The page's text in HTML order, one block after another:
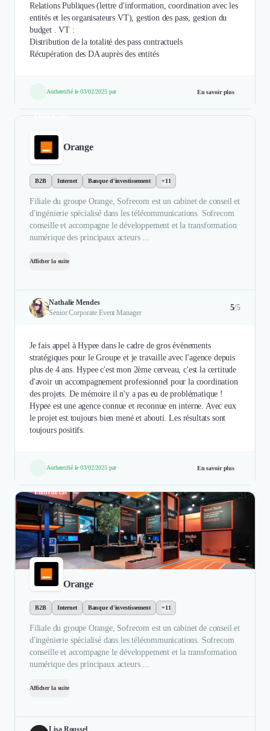
Relations Publiques (lettre d'information, coordination avec les
entités et les organisateurs VT), gestion des pass, gestion du
budget . VT :
Distribution de la totalité des pass contractuels
Récupération des DA auprès des entités
Authentifié le 03/02/2025 par En savoir plus
Étude de cas
Orange
B2B Internet Banque d'investissement +11
Filiale du groupe Orange, Sofrecom est un cabinet de conseil et
d'ingénierie spécialisé dans les télécommunications. Sofrecom
conseille et accompagne le développement et la transformation
numérique des principaux acteurs ...
Afficher la suite
Nathalie Mendes
Senior Corporate Event Manager
5/5
Je fais appel à Hypee dans le cadre de gros évènements
stratégiques pour le Groupe et je travaille avec l'agence depuis
plus de 4 ans. Hypee c'est mon 2ème cerveau, c'est la certitude
d'avoir un accompagnement professionnel pour la coordination
des projets. De mémoire il n'y a pas eu de problématique !
Hypee est une agence connue et reconnue en interne. Avec eux
le projet est toujours bien mené et abouti. Les résultats sont
toujours positifs.
Authentifié le 03/02/2025 par En savoir plus
Étude de cas
Orange
B2B Internet Banque d'investissement +11
Filiale du groupe Orange, Sofrecom est un cabinet de conseil et
d'ingénierie spécialisé dans les télécommunications. Sofrecom
conseille et accompagne le développement et la transformation
numérique des principaux acteurs ...
Afficher la suite
Lisa Roussel